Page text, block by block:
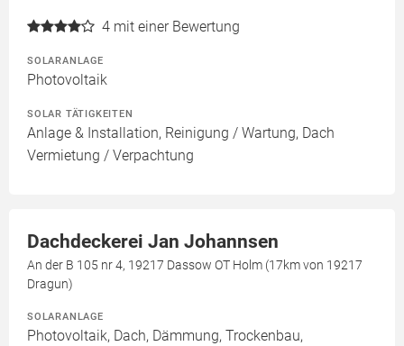
4 mit einer Bewertung
SOLARANLAGE
Photovoltaik
SOLAR TÄTIGKEITEN
Anlage & Installation, Reinigung / Wartung, Dach
Vermietung / Verpachtung
Dachdeckerei Jan Johannsen
An der B 105 nr 4, 19217 Dassow OT Holm (17km von 19217
Dragun)
SOLARANLAGE
Photovoltaik, Dach, Dämmung, Trockenbau,